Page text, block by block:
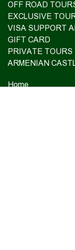
OFF ROAD
EXCLUSIVE
VISA SUPPORT
GIFT CARD
PRIVATE TOURS
ARMENIAN
Home